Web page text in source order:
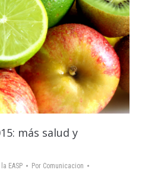
más salud y
EASP Por Comunicacion